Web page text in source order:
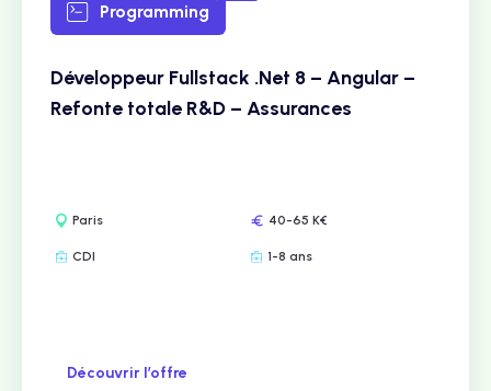
Programming
Développeur Fullstack .Net 8 – Angular –
Refonte totale R&D – Assurances
Paris 40-65 K€
CDI 1-8 ans
Découvrir l’offre